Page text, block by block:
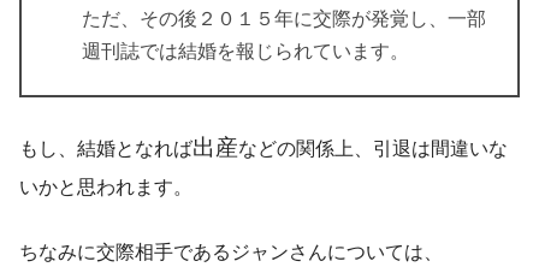
ただ、その後２０１５年に交際が発覚し、一部
週刊誌では結婚を報じられています。
もし、結婚となれば出産などの関係上、引退は間違いな
いかと思われます。
ちなみに交際相手であるジャンさんについては、